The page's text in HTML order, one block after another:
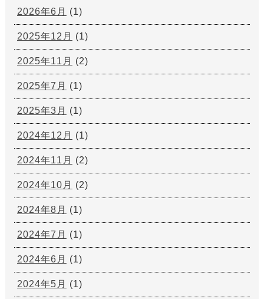
2026年6月 (1)
2025年12月 (1)
2025年11月 (2)
2025年7月 (1)
2025年3月 (1)
2024年12月 (1)
2024年11月 (2)
2024年10月 (2)
2024年8月 (1)
2024年7月 (1)
2024年6月 (1)
2024年5月 (1)